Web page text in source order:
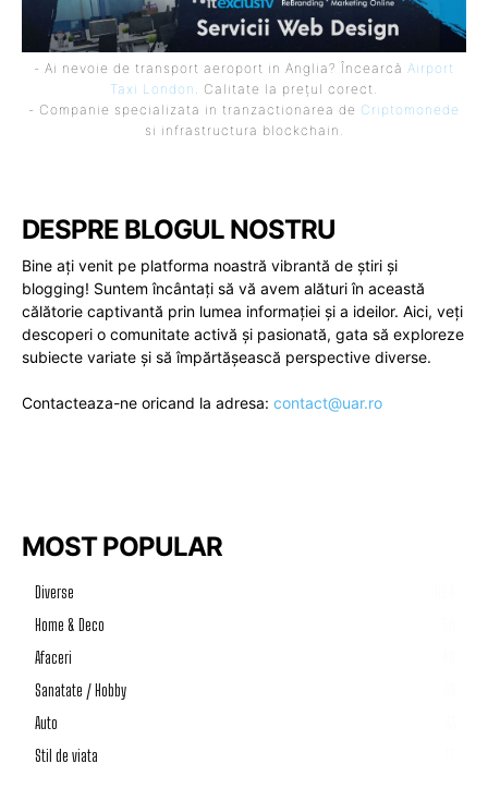
- Ai nevoie de transport aeroport in Anglia? Încearcă Airport
Taxi London
. Calitate la prețul corect.
- Companie specializata in tranzactionarea de Criptomonede
si infrastructura blockchain.
DESPRE BLOGUL NOSTRU
Bine ați venit pe platforma noastră vibrantă de știri și
blogging! Suntem încântați să vă avem alături în această
călătorie captivantă prin lumea informației și a ideilor. Aici, veți
descoperi o comunitate activă și pasionată, gata să exploreze
subiecte variate și să împărtășească perspective diverse.
Contacteaza-ne oricand la adresa: contact@uar.ro
MOST POPULAR
Diverse
Home & Deco
Afaceri
Sanatate / Hobby
Auto
Stil de viata